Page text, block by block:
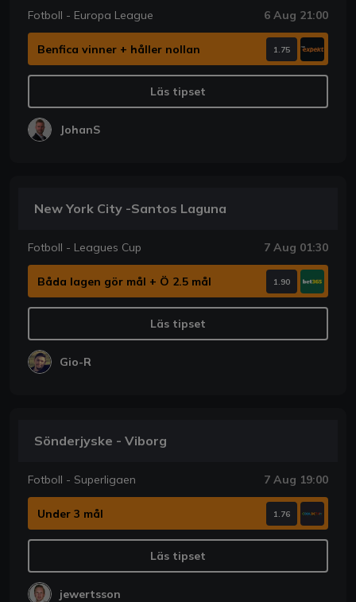
Fotboll - Europa League 6 Aug 21:00
Benfica vinner + håller nollan 1.75
Läs tipset
JohanS
New York City -Santos Laguna
Fotboll - Leagues Cup 7 Aug 01:30
Båda lagen gör mål + Ö 2.5 mål 1.90
Läs tipset
Gio-R
Sönderjyske - Viborg
Fotboll - Superligaen 7 Aug 19:00
Under 3 mål 1.76
Läs tipset
jewertsson